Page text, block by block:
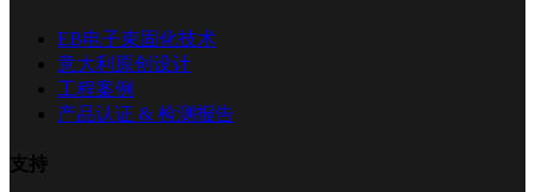
EB电子束固化技术
意大利原创设计
工程案例
产品认证 & 检测报告
支持